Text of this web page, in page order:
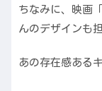
ちなみに、映画
んのデザインも
あの存在感ある